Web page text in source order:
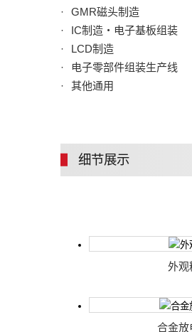
GMR磁头制造
IC制造・电子基板组装
LCD制造
电子零部件组装生产线
其他通用
细节展示
外观
合金放